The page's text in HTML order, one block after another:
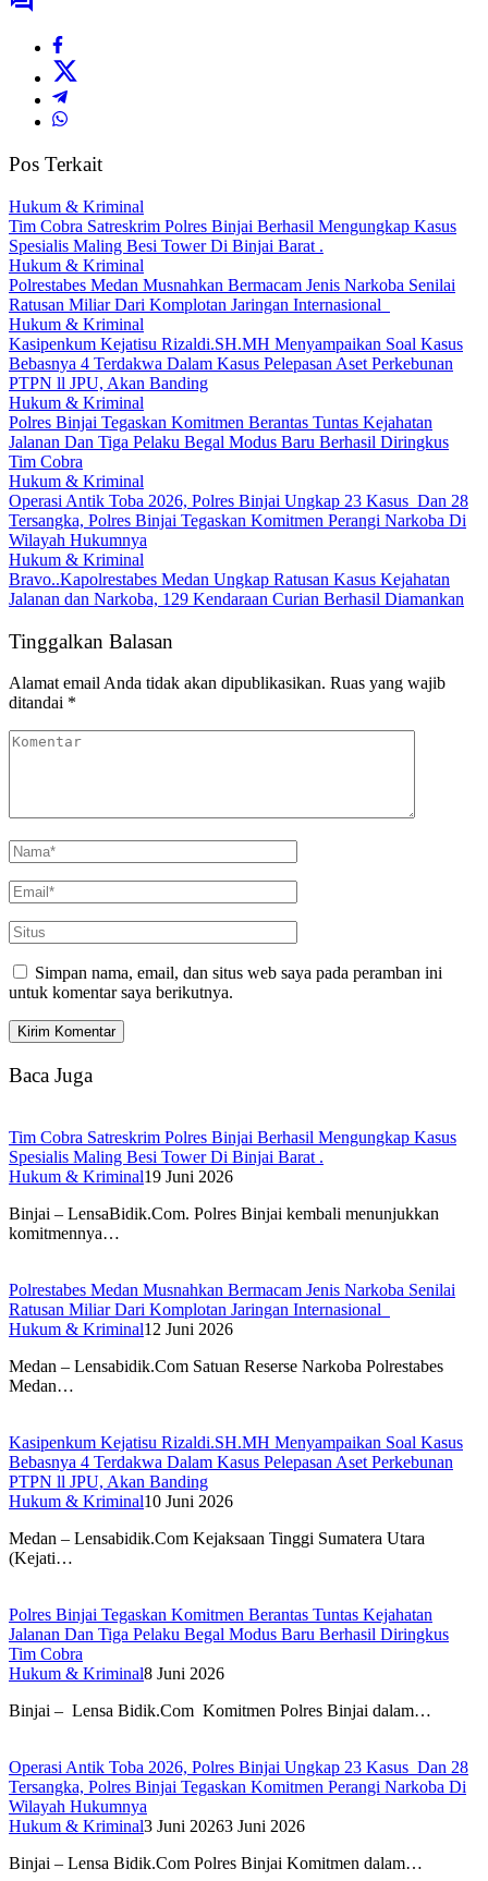
Pos Terkait
Hukum & Kriminal
Tim Cobra Satreskrim Polres Binjai Berhasil Mengungkap Kasus
Spesialis Maling Besi Tower Di Binjai Barat .
Hukum & Kriminal
Polrestabes Medan Musnahkan Bermacam Jenis Narkoba Senilai
Ratusan Miliar Dari Komplotan Jaringan Internasional
Hukum & Kriminal
Kasipenkum Kejatisu Rizaldi.SH.MH Menyampaikan Soal Kasus
Bebasnya 4 Terdakwa Dalam Kasus Pelepasan Aset Perkebunan
PTPN ll JPU, Akan Banding
Hukum & Kriminal
Polres Binjai Tegaskan Komitmen Berantas Tuntas Kejahatan
Jalanan Dan Tiga Pelaku Begal Modus Baru Berhasil Diringkus
Tim Cobra
Hukum & Kriminal
Operasi Antik Toba 2026, Polres Binjai Ungkap 23 Kasus Dan 28
Tersangka, Polres Binjai Tegaskan Komitmen Perangi Narkoba Di
Wilayah Hukumnya
Hukum & Kriminal
Bravo..Kapolrestabes Medan Ungkap Ratusan Kasus Kejahatan
Jalanan dan Narkoba, 129 Kendaraan Curian Berhasil Diamankan
Tinggalkan Balasan
Alamat email Anda tidak akan dipublikasikan. Ruas yang wajib
ditandai *
Simpan nama, email, dan situs web saya pada peramban ini
untuk komentar saya berikutnya.
Baca Juga
Tim Cobra Satreskrim Polres Binjai Berhasil Mengungkap Kasus
Spesialis Maling Besi Tower Di Binjai Barat .
Hukum & Kriminal19 Juni 2026
Binjai – LensaBidik.Com. Polres Binjai kembali menunjukkan
komitmennya…
Polrestabes Medan Musnahkan Bermacam Jenis Narkoba Senilai
Ratusan Miliar Dari Komplotan Jaringan Internasional
Hukum & Kriminal12 Juni 2026
Medan – Lensabidik.Com Satuan Reserse Narkoba Polrestabes
Medan…
Kasipenkum Kejatisu Rizaldi.SH.MH Menyampaikan Soal Kasus
Bebasnya 4 Terdakwa Dalam Kasus Pelepasan Aset Perkebunan
PTPN ll JPU, Akan Banding
Hukum & Kriminal10 Juni 2026
Medan – Lensabidik.Com Kejaksaan Tinggi Sumatera Utara
(Kejati…
Polres Binjai Tegaskan Komitmen Berantas Tuntas Kejahatan
Jalanan Dan Tiga Pelaku Begal Modus Baru Berhasil Diringkus
Tim Cobra
Hukum & Kriminal8 Juni 2026
Binjai – Lensa Bidik.Com Komitmen Polres Binjai dalam…
Operasi Antik Toba 2026, Polres Binjai Ungkap 23 Kasus Dan 28
Tersangka, Polres Binjai Tegaskan Komitmen Perangi Narkoba Di
Wilayah Hukumnya
Hukum & Kriminal3 Juni 20263 Juni 2026
Binjai – Lensa Bidik.Com Polres Binjai Komitmen dalam…